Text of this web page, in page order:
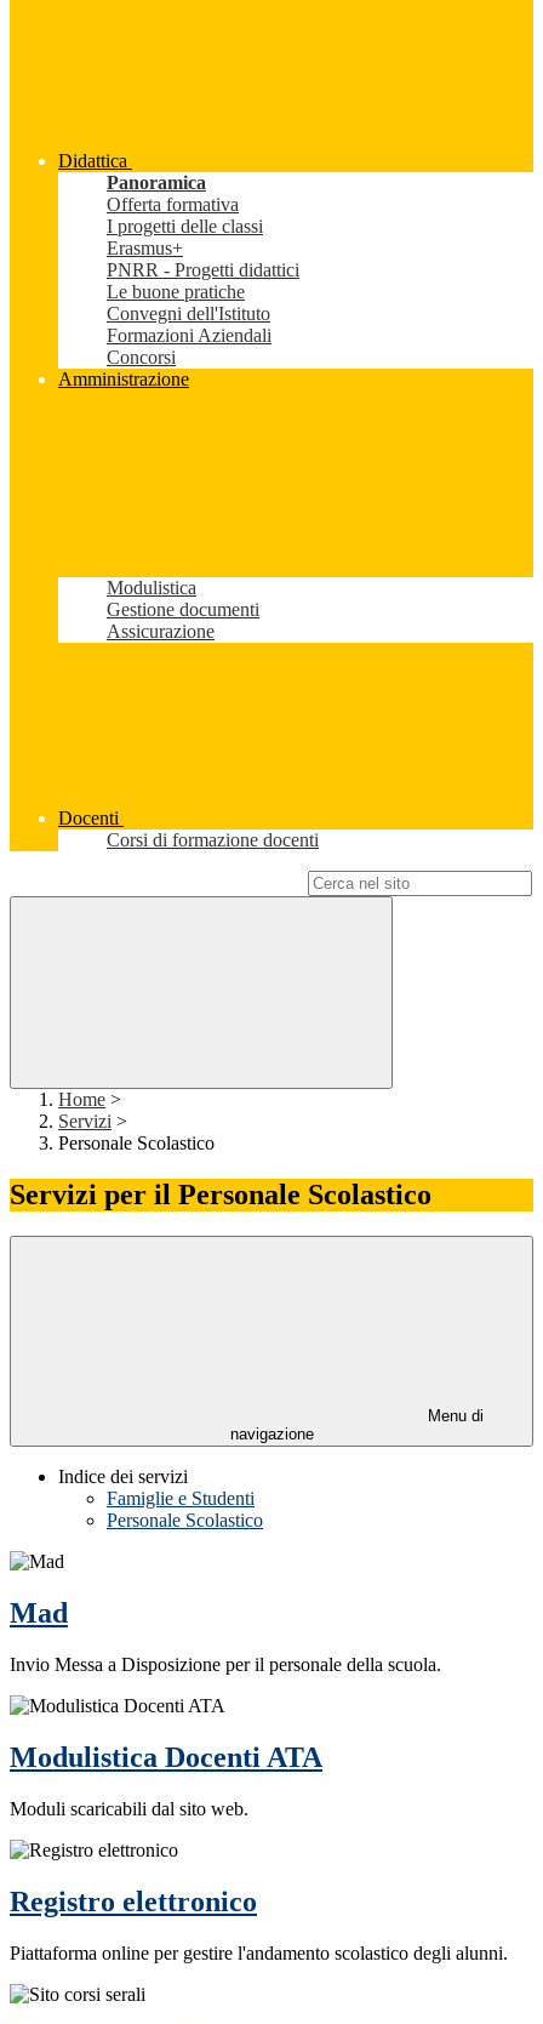
Didattica
Panoramica
Offerta formativa
I progetti delle classi
Erasmus+
PNRR - Progetti didattici
Le buone pratiche
Convegni dell'Istituto
Formazioni Aziendali
Concorsi
Amministrazione
Modulistica
Gestione documenti
Assicurazione
Docenti
Corsi di formazione docenti
Home >
Servizi >
Personale Scolastico
Servizi per il Personale Scolastico
Menu di
navigazione
Indice dei servizi
Famiglie e Studenti
Personale Scolastico
Mad
Invio Messa a Disposizione per il personale della scuola.
Modulistica Docenti ATA
Moduli scaricabili dal sito web.
Registro elettronico
Piattaforma online per gestire l'andamento scolastico degli alunni.